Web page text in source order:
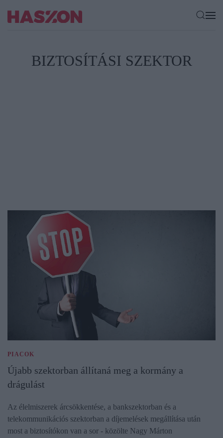
BIZTOSÍTÁSI SZEKTOR
PIACOK
Újabb szektorban állítaná meg a kormány a
drágulást
Az élelmiszerek árcsökkentése, a bankszektorban és a
telekommunikációs szektorban a díjemelések megállítása után
most a biztosítókon van a sor - közölte Nagy Márton